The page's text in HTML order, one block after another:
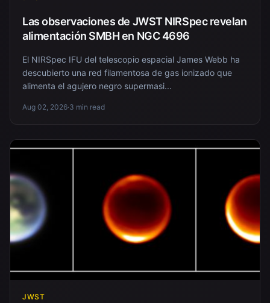
Las observaciones de JWST NIRSpec revelan
alimentación SMBH en NGC 4696
El NIRSpec IFU del telescopio espacial James Webb ha
descubierto una red filamentosa de gas ionizado que
alimenta el agujero negro supermasi...
Aug 02, 2026·3 min read
JWST